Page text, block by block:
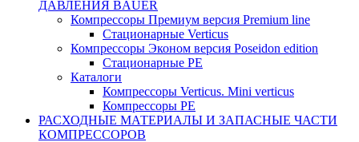
ДАВЛЕНИЯ BAUER
Компрессоры Премиум версия Premium line
Стационарные Verticus
Компрессоры Эконом версия Poseidon edition
Стационарные PE
Каталоги
Компрессоры Verticus. Mini verticus
Компрессоры PE
РАСХОДНЫЕ МАТЕРИАЛЫ И ЗАПАСНЫЕ ЧАСТИ
КОМПРЕССОРОВ